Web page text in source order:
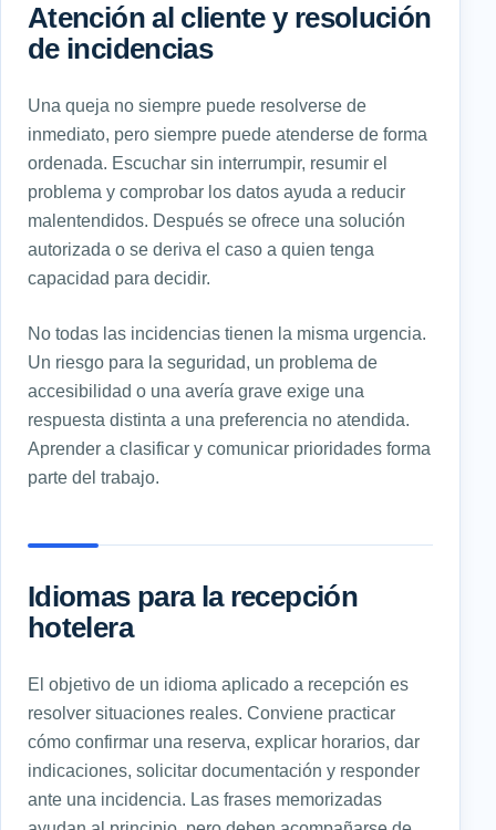
Atención al cliente y resolución
de incidencias
Una queja no siempre puede resolverse de
inmediato, pero siempre puede atenderse de forma
ordenada. Escuchar sin interrumpir, resumir el
problema y comprobar los datos ayuda a reducir
malentendidos. Después se ofrece una solución
autorizada o se deriva el caso a quien tenga
capacidad para decidir.
No todas las incidencias tienen la misma urgencia.
Un riesgo para la seguridad, un problema de
accesibilidad o una avería grave exige una
respuesta distinta a una preferencia no atendida.
Aprender a clasificar y comunicar prioridades forma
parte del trabajo.
Idiomas para la recepción
hotelera
El objetivo de un idioma aplicado a recepción es
resolver situaciones reales. Conviene practicar
cómo confirmar una reserva, explicar horarios, dar
indicaciones, solicitar documentación y responder
ante una incidencia. Las frases memorizadas